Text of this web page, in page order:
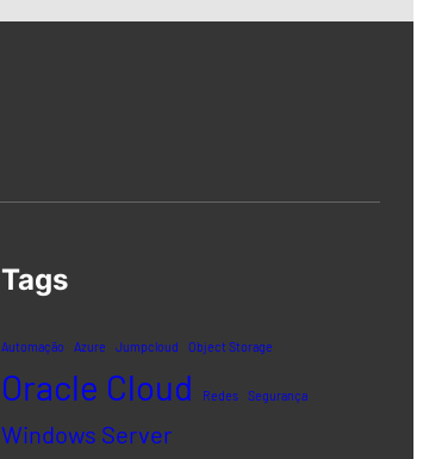
Tags
Automação Azure Jumpcloud Object Storage
Oracle Cloud Redes Segurança
Windows Server